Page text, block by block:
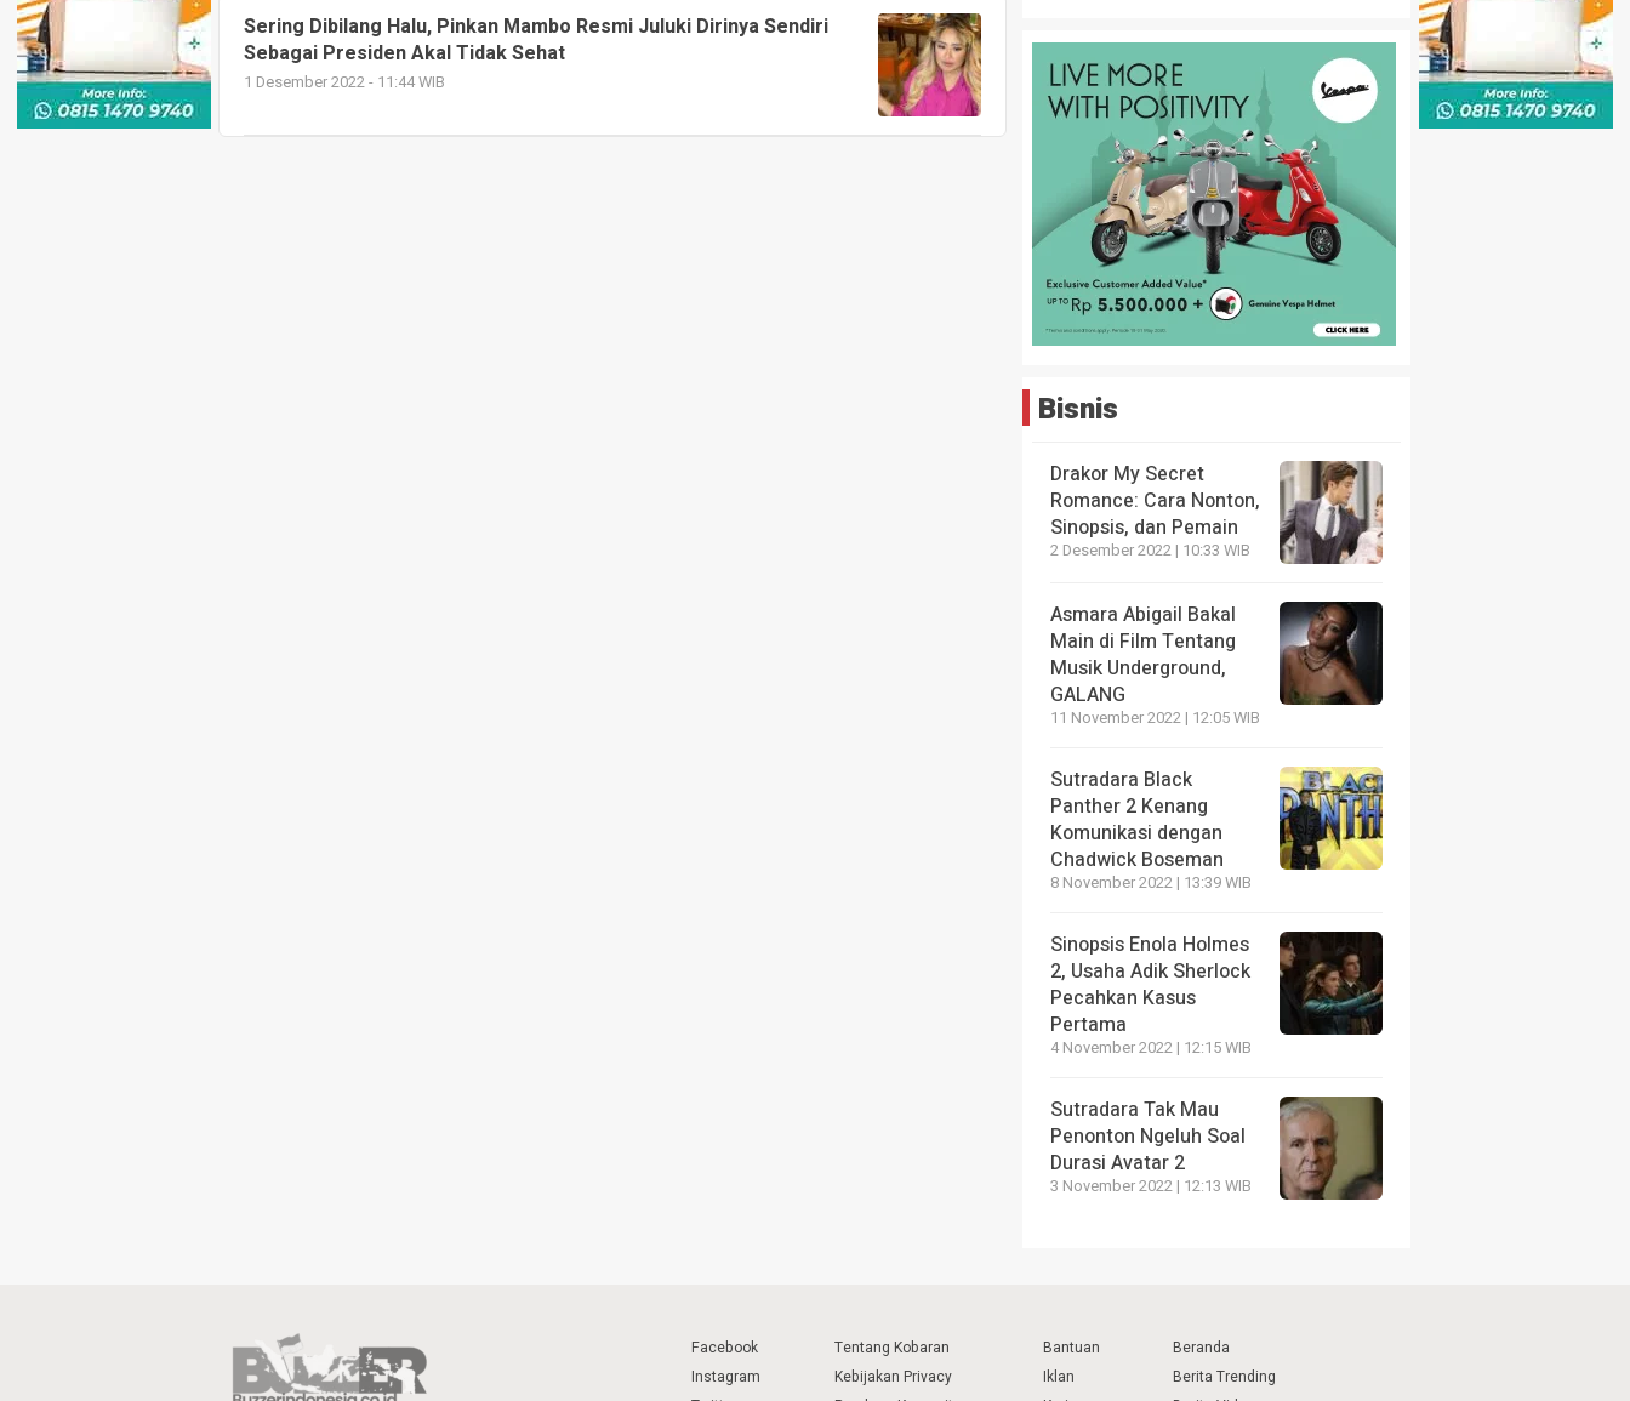
Sering Dibilang Halu, Pinkan Mambo Resmi Juluki Dirinya Sendiri
Sebagai Presiden Akal Tidak Sehat
1 Desember 2022 - 11:44 WIB
Bisnis
Drakor My Secret
Romance: Cara Nonton,
Sinopsis, dan Pemain
2 Desember 2022 | 10:33 WIB
Asmara Abigail Bakal
Main di Film Tentang
Musik Underground,
GALANG
11 November 2022 | 12:05 WIB
Sutradara Black
Panther 2 Kenang
Komunikasi dengan
Chadwick Boseman
8 November 2022 | 13:39 WIB
Sinopsis Enola Holmes
2, Usaha Adik Sherlock
Pecahkan Kasus
Pertama
4 November 2022 | 12:15 WIB
Sutradara Tak Mau
Penonton Ngeluh Soal
Durasi Avatar 2
3 November 2022 | 12:13 WIB
Facebook
Instagram
Tentang Kobaran
Kebijakan Privacy
Bantuan
Iklan
Beranda
Berita Trending